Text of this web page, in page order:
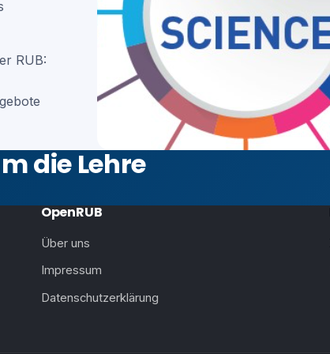
RUB:
die Lehre
OpenRUB
Über uns
Impressum
Datenschutzerklärung